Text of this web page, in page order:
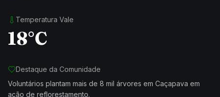
Temperatura Vale
18°C
Destaque da Comunidade
Voluntários plantam mais de 8 mil árvores em Caçapava em
ação de reflorestamento.